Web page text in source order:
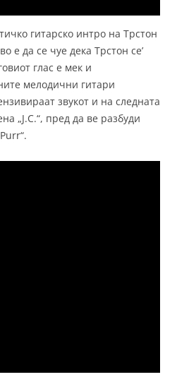
гитарско интро на Трстон
е да се чуе дека Трстон се’
глас е мек и
мелодични гитари
звукот и на следната
„J.C.“, пред да ве разбуди